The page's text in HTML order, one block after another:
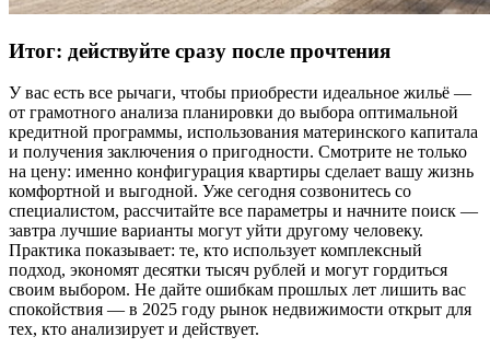
Итог: действуйте сразу после прочтения
У вас есть все рычаги, чтобы приобрести идеальное жильё —
от грамотного анализа планировки до выбора оптимальной
кредитной программы, использования материнского капитала
и получения заключения о пригодности. Смотрите не только
на цену: именно конфигурация квартиры сделает вашу жизнь
комфортной и выгодной. Уже сегодня созвонитесь со
специалистом, рассчитайте все параметры и начните поиск —
завтра лучшие варианты могут уйти другому человеку.
Практика показывает: те, кто использует комплексный
подход, экономят десятки тысяч рублей и могут гордиться
своим выбором. Не дайте ошибкам прошлых лет лишить вас
спокойствия — в 2025 году рынок недвижимости открыт для
тех, кто анализирует и действует.